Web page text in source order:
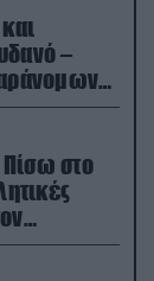
–
στο